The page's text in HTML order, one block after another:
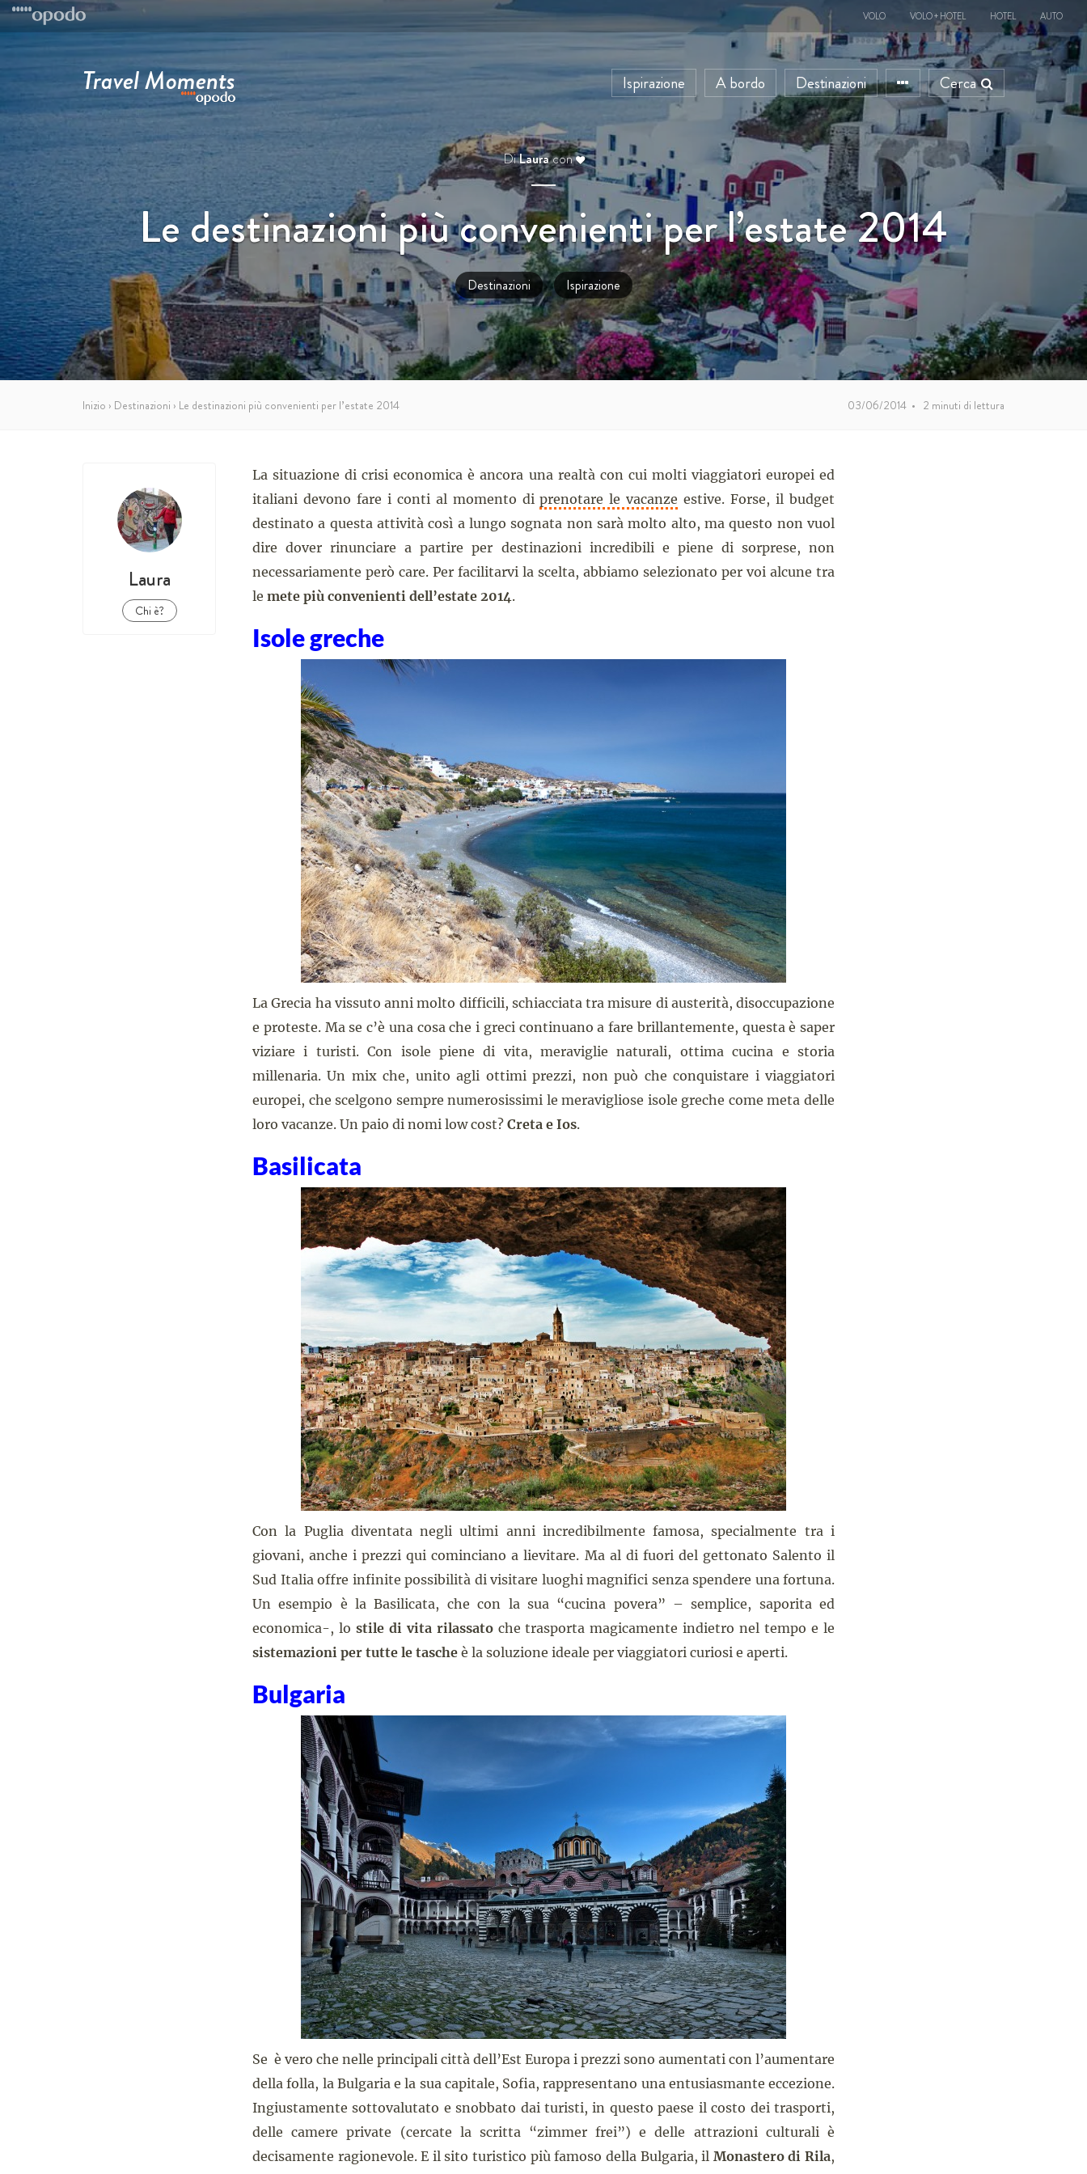
Travel Moments Ispirazione A bordo Destinazioni Cerca
VOLO VOLO + HOTEL HOTEL AUTO
DiLauracon
Le destinazioni più convenienti per l’estate 2014
Destinazioni Ispirazione
Inizio › Destinazioni › Le destinazioni più convenienti per l’estate 2014 03/06/2014 • 2 minuti di lettura
Laura
Chi è?
La situazione di crisi economica è ancora una realtà con cui molti viaggiatori europei ed
italiani devono fare i conti al momento diprenotare le vacanze estive. Forse, il budget
destinato a questa attività così a lungo sognata non sarà molto alto, ma questo non vuol
dire dover rinunciare a partire per destinazioni incredibili e piene di sorprese, non
necessariamente però care. Per facilitarvi la scelta, abbiamo selezionato per voi alcune tra
le mete più convenienti dell’estate 2014.
Isole greche
La Grecia ha vissuto anni molto difficili, schiacciata tra misure di austerità, disoccupazione
e proteste. Ma se c’è una cosa che i greci continuano a fare brillantemente, questa è saper
viziare i turisti. Con isole piene di vita, meraviglie naturali, ottima cucina e storia
millenaria. Un mix che, unito agli ottimi prezzi, non può che conquistare i viaggiatori
europei, che scelgono sempre numerosissimi le meravigliose isole greche come meta delle
loro vacanze. Un paio di nomi low cost? Creta e Ios.
Basilicata
Con la Puglia diventata negli ultimi anni incredibilmente famosa, specialmente tra i
giovani, anche i prezzi qui cominciano a lievitare. Ma al di fuori del gettonato Salento il
Sud Italia offre infinite possibilità di visitare luoghi magnifici senza spendere una fortuna.
Un esempio è la Basilicata, che con la sua “cucina povera” – semplice, saporita ed
economica-, lo stile di vita rilassatoche trasporta magicamente indietro nel tempo e le
sistemazioni per tutte le tasche è la soluzione ideale per viaggiatori curiosi e aperti.
Bulgaria
Se è vero che nelle principali città dell’Est Europa i prezzi sono aumentati con l’aumentare
della folla, la Bulgaria e la sua capitale, Sofia, rappresentano una entusiasmante eccezione.
Ingiustamente sottovalutato e snobbato dai turisti, in questo paese il costo dei trasporti,
delle camere private (cercate la scritta “zimmer frei”) e delle attrazioni culturali è
decisamente ragionevole. E il sito turistico più famoso della Bulgaria, il Monastero di Rila,